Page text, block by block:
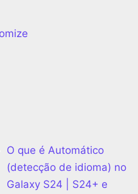
O que é Automático
(detecção de idioma) no
Galaxy S24 | S24+ e